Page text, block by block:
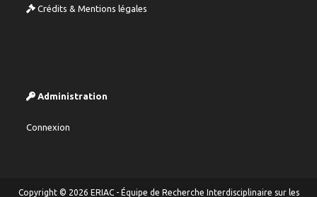
Crédits & Mentions légales
Administration
Connexion
Copyright © 2026 ERIAC - Équipe de Recherche Interdisciplinaire sur les